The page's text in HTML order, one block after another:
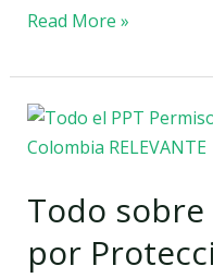
Read More »
Todo sobre
por
Todo
sobre
PPT:
por